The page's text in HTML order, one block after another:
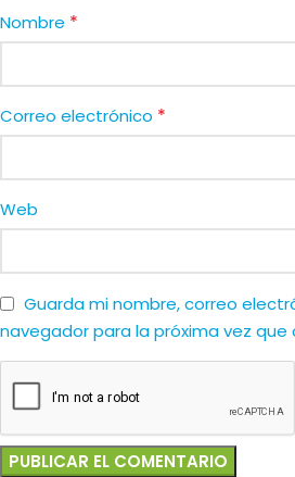
Nombre *
Correo electrónico *
Web
Guarda mi nombre, correo
navegador para la próxima vez que